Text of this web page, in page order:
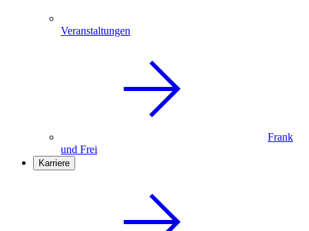
Veranstaltungen
Frank
und Frei
Karriere